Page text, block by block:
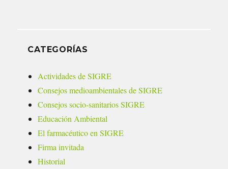
CATEGORÍAS
Actividades de SIGRE
Consejos medioambientales de SIGRE
Consejos socio-sanitarios SIGRE
Educación Ambiental
El farmacéutico en SIGRE
Firma invitada
Historial